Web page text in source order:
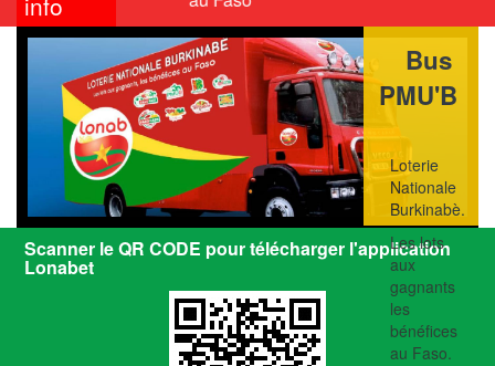
Bus
PMU'B
Loterie
Nationale
Burkinabè.
Les lots
aux
gagnants
les
bénéfices
au Faso.
Scanner le QR CODE pour télécharger l'application
Lonabet